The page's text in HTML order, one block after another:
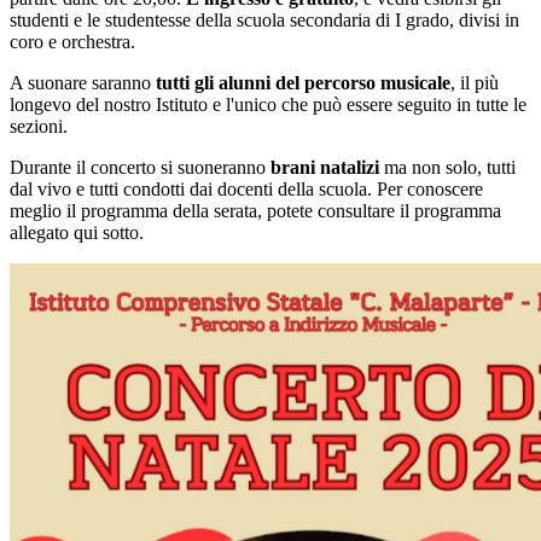
studenti e le studentesse della scuola secondaria di I grado, divisi in
coro e orchestra.
A suonare saranno tutti gli alunni del percorso musicale, il più
longevo del nostro Istituto e l'unico che può essere seguito in tutte le
sezioni.
Durante il concerto si suoneranno brani natalizi ma non solo, tutti
dal vivo e tutti condotti dai docenti della scuola. Per conoscere
meglio il programma della serata, potete consultare il programma
allegato qui sotto.